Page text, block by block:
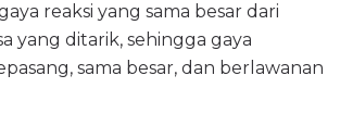
reaksi yang sama besar dari
yang ditarik, sehingga gaya
sama besar, dan berlawanan